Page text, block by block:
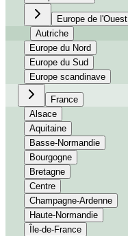
Europe de l'Ouest
Autriche
Europe du Nord
Europe du Sud
Europe scandinave
France
Alsace
Aquitaine
Basse-Normandie
Bourgogne
Bretagne
Centre
Champagne-Ardenne
Haute-Normandie
Île-de-France